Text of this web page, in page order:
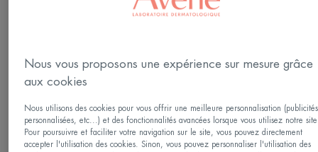
Démaquille, nettoie, matifie.
Adolescents - Adultes
Nous vous proposons une expérience sur mesure grâce
aux cookies
Nous utilisons des cookies pour vous offrir une meilleure personnalisation (publicités
personnalisées, etc...) et des fonctionnalités avancées lorsque vous utilisez notre
Pour poursuivre et faciliter votre navigation sur le site, vous pouvez directement
accepter l'utilisation des cookies. Sinon, vous pouvez personnaliser l'utilisation des